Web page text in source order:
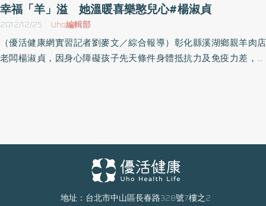
幸福「羊」溢 她溫暖喜樂憨兒心#楊淑貞
2012/12/25 Uho編輯部
（優活健康網實習記者劉麥文／綜合報導）彰化縣溪湖鄉親羊肉店
老闆楊淑貞，因身心障礙孩子先天條件身體抵抗力及免疫力差，自
頭，三女一男都長大了，各自有工作，相對經濟壓力減少很多，她
覺得能以自己所經營的產品提供給喜樂天使享用是自己最大的快
樂。篤信佛教的她每天早上唸佛靜座，是她一天力量的來源，她樂
地址：台北市中山區長春路328號7樓之2